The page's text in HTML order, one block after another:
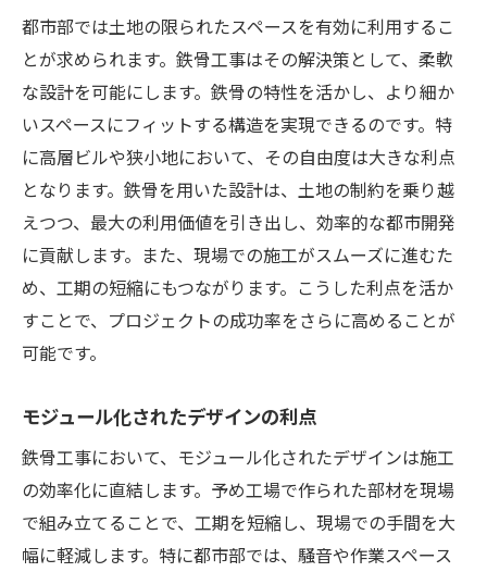
都市部では土地の限られたスペースを有効に利用するこ
とが求められます。鉄骨工事はその解決策として、柔軟
な設計を可能にします。鉄骨の特性を活かし、より細か
いスペースにフィットする構造を実現できるのです。特
に高層ビルや狭小地において、その自由度は大きな利点
となります。鉄骨を用いた設計は、土地の制約を乗り越
えつつ、最大の利用価値を引き出し、効率的な都市開発
に貢献します。また、現場での施工がスムーズに進むた
め、工期の短縮にもつながります。こうした利点を活か
すことで、プロジェクトの成功率をさらに高めることが
可能です。
モジュール化されたデザインの利点
鉄骨工事において、モジュール化されたデザインは施工
の効率化に直結します。予め工場で作られた部材を現場
で組み立てることで、工期を短縮し、現場での手間を大
幅に軽減します。特に都市部では、騒音や作業スペース